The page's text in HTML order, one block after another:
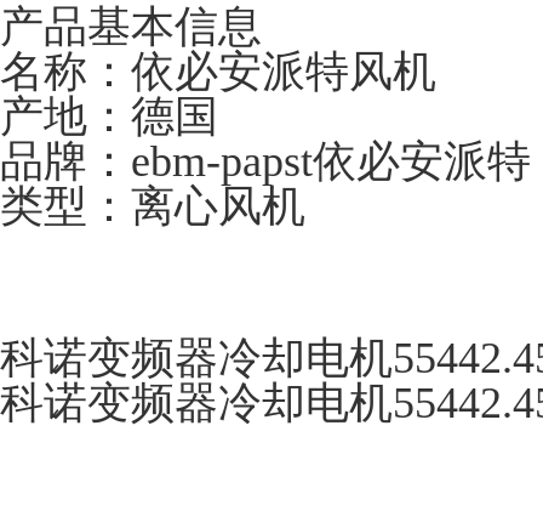
产品基本信息
名称：依必安派特风机
产地：德国
品牌：ebm-papst依必安派特
类型：离心风机
科诺变频器冷却电机
科诺变频器冷却电机